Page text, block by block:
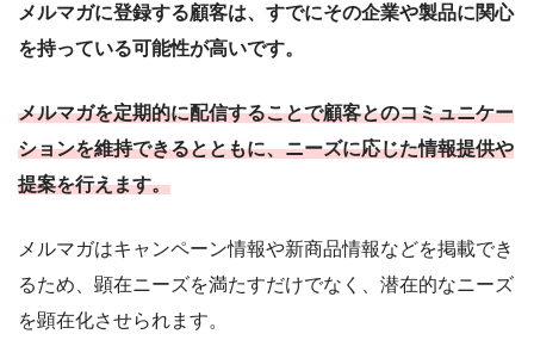
メルマガに登録する顧客は、すでにその企業や製品に関心
を持っている可能性が高いです。
メルマガを定期的に配信することで顧客とのコミュニケー
ションを維持できるとともに、ニーズに応じた情報提供や
提案を行えます。
メルマガはキャンペーン情報や新商品情報などを掲載でき
るため、顕在ニーズを満たすだけでなく、潜在的なニーズ
を顕在化させられます。